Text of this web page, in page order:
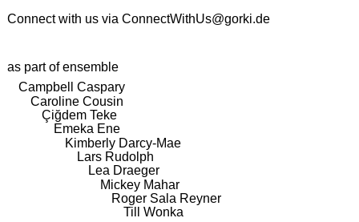
Connect with us via ConnectWithUs@gorki.de
as part of ensemble
Campbell Caspary
Caroline Cousin
Çiğdem Teke
Emeka Ene
Kimberly Darcy-Mae
Lars Rudolph
Lea Draeger
Mickey Mahar
Roger Sala Reyner
Till Wonka